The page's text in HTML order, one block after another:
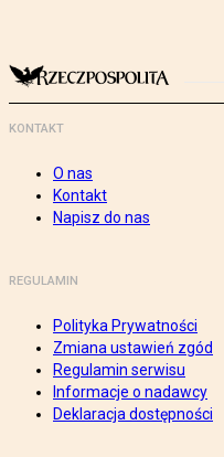
KONTAKT
O nas
Kontakt
Napisz do nas
REGULAMIN
Polityka Prywatności
Zmiana ustawień zgód
Regulamin serwisu
Informacje o nadawcy
Deklaracja dostępności